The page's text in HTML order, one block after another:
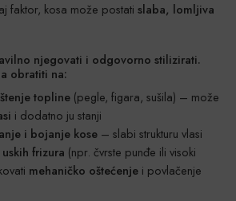
faktor, kosa može postati slaba, lomljiva
njegovati i odgovorno stilizirati.
obratiti na:
topline(pegle, figara, sušila) – može
i dodatno ju stanji
i bojanje kose– slabi strukturu vlasi
frizura (npr. čvrste punđe ili visoki
mehaničko oštećenje i povlačenje